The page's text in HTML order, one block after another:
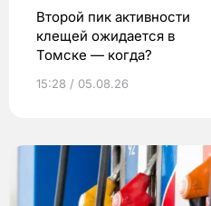
Второй пик активности
клещей ожидается в
Томске — когда?
15:28 / 05.08.26